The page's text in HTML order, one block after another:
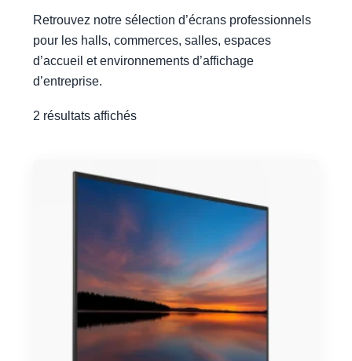
Retrouvez notre sélection d’écrans professionnels
pour les halls, commerces, salles, espaces
d’accueil et environnements d’affichage
d’entreprise.
2 résultats affichés